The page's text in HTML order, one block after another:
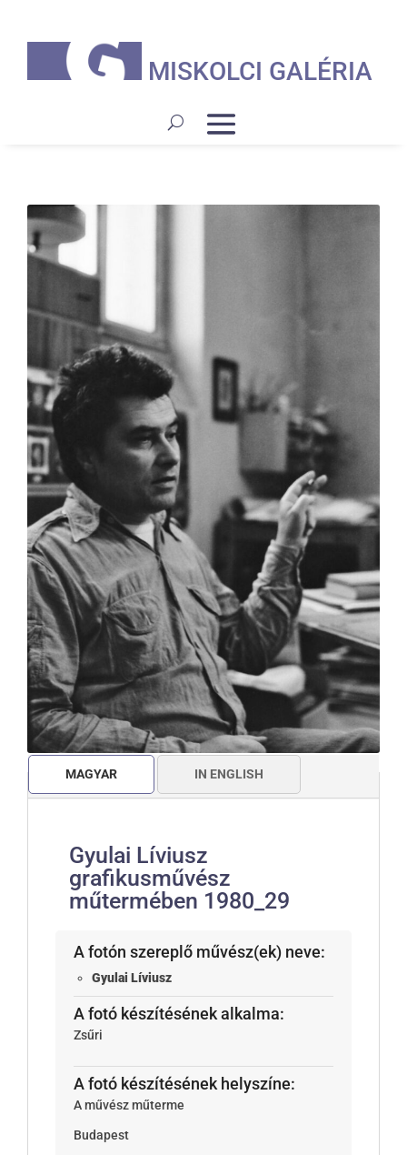
MISKOLCI GALÉRIA
MAGYAR IN ENGLISH
Gyulai Líviusz
grafikusművész
műtermében 1980_29
A fotón szereplő művész(ek) neve:
Gyulai Líviusz
A fotó készítésének alkalma:
Zsűri
A fotó készítésének helyszíne:
A művész műterme
Budapest